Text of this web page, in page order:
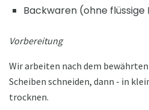
Backwaren (ohne flüssige
Vorbereitung
Wir arbeiten nach dem
Scheiben schneiden, dann - in
trocknen.